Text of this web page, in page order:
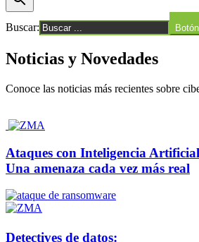
Buscar:
Noticias y Novedades
Conoce las noticias más recientes sobre
Ataques con Inteligencia
Una amenaza cada vez más real
Detectives de datos: